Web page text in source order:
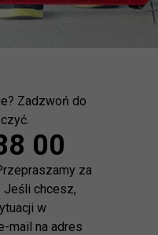
Zadzwoń do
00
za
Jeśli chcesz,
w
mail na adres